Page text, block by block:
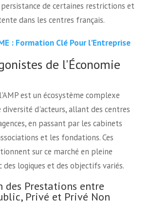
de certaines restrictions et
dans les centres français.
: Formation Clé Pour l'Entreprise
de l'Économie
est un écosystème complexe
d'acteurs, allant des centres
en passant par les cabinets
et les fondations. Ces
sur ce marché en pleine
des logiques et des objectifs variés.
des Prestations entre
Privé et Privé Non